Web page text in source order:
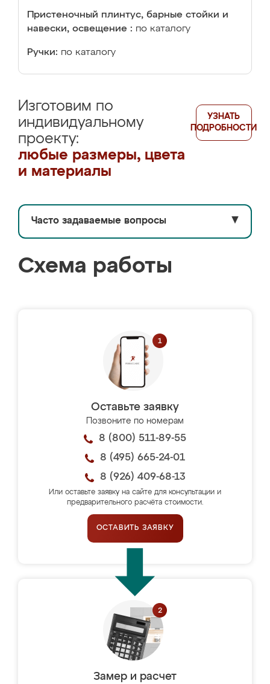
Пристеночный плинтус, барные стойки и
навески, освещение : по каталогу
Ручки: по каталогу
Изготовим по
индивидуальному
проекту:
любые размеры, цвета
и материалы
УЗНАТЬ
ПОДРОБНОСТИ
Часто задаваемые вопросы ▼
Схема работы
Оставьте заявку
Позвоните по номерам
8 (800) 511-89-55
8 (495) 665-24-01
8 (926) 409-68-13
Или оставьте заявку на сайте для консультации и
предварительного расчёта стоимости.
ОСТАВИТЬ ЗАЯВКУ
Замер и расчет